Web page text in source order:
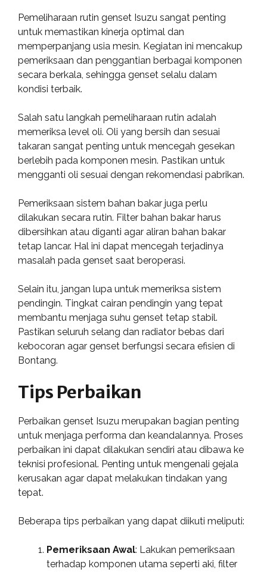
Pemeliharaan rutin genset Isuzu sangat penting
untuk memastikan kinerja optimal dan
memperpanjang usia mesin. Kegiatan ini mencakup
pemeriksaan dan penggantian berbagai komponen
secara berkala, sehingga genset selalu dalam
kondisi terbaik.
Salah satu langkah pemeliharaan rutin adalah
memeriksa level oli. Oli yang bersih dan sesuai
takaran sangat penting untuk mencegah gesekan
berlebih pada komponen mesin. Pastikan untuk
mengganti oli sesuai dengan rekomendasi pabrikan.
Pemeriksaan sistem bahan bakar juga perlu
dilakukan secara rutin. Filter bahan bakar harus
dibersihkan atau diganti agar aliran bahan bakar
tetap lancar. Hal ini dapat mencegah terjadinya
masalah pada genset saat beroperasi.
Selain itu, jangan lupa untuk memeriksa sistem
pendingin. Tingkat cairan pendingin yang tepat
membantu menjaga suhu genset tetap stabil.
Pastikan seluruh selang dan radiator bebas dari
kebocoran agar genset berfungsi secara efisien di
Bontang.
Tips Perbaikan
Perbaikan genset Isuzu merupakan bagian penting
untuk menjaga performa dan keandalannya. Proses
perbaikan ini dapat dilakukan sendiri atau dibawa ke
teknisi profesional. Penting untuk mengenali gejala
kerusakan agar dapat melakukan tindakan yang
tepat.
Beberapa tips perbaikan yang dapat diikuti meliputi:
Pemeriksaan Awal: Lakukan pemeriksaan
terhadap komponen utama seperti aki, filter